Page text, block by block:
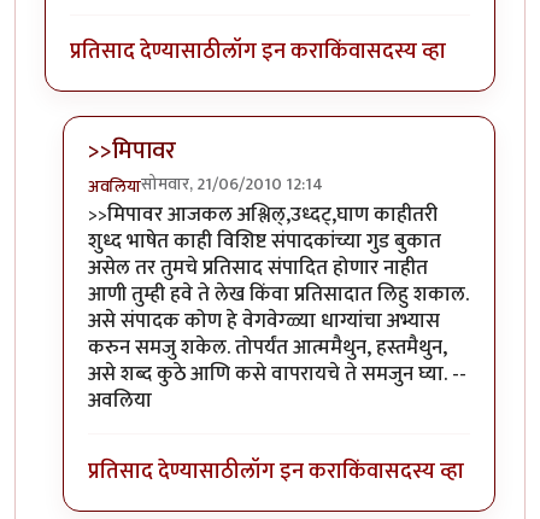
प्रतिसाद देण्यासाठीलॉग इन कराकिंवासदस्य व्हा
>>मिपावर
अवलियासोमवार, 21/06/2010 12:14
In reply toप्र्ण लेखbyशानबा५१२
>>मिपावर आजकल अश्लिल्,उध्दट्,घाण काहीतरी
शुध्द भाषेत काही विशिष्ट संपादकांच्या गुड बुकात
असेल तर तुमचे प्रतिसाद संपादित होणार नाहीत
आणी तुम्ही हवे ते लेख किंवा प्रतिसादात लिहु शकाल.
असे संपादक कोण हे वेगवेग्ळ्या धाग्यांचा अभ्यास
करुन समजु शकेल. तोपर्यंत आत्ममैथुन, हस्तमैथुन,
असे शब्द कुठे आणि कसे वापरायचे ते समजुन घ्या. --
अवलिया
प्रतिसाद देण्यासाठीलॉग इन कराकिंवासदस्य व्हा